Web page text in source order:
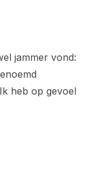
jammer vond:
heb op gevoel